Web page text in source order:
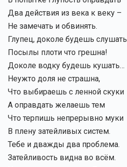
Два действия из века к веку –
Не замечать и обвинять.
Глупец, доколе будешь слушать
Посылы плоти что грешна!
Доколе водку будешь кушать…
Неужто доля не страшна,
Что выбираешь с ленной скуки
А оправдать желаешь тем
Что терпишь непрерывно муки
В плену затейливых систем.
Тебе и дважды два проблема.
Затейливость видна во всём.